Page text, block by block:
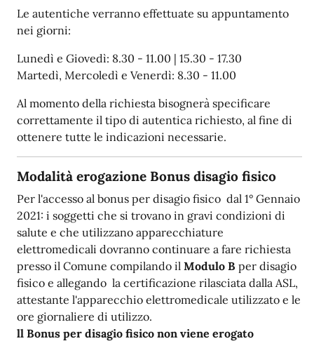
Le autentiche verranno effettuate su appuntamento
nei giorni:
Lunedì e Giovedì: 8.30 - 11.00 | 15.30 - 17.30
Martedì, Mercoledì e Venerdì: 8.30 - 11.00
Al momento della richiesta bisognerà specificare
correttamente il tipo di autentica richiesto, al fine di
ottenere tutte le indicazioni necessarie.
Modalità erogazione Bonus disagio fisico
Per l'accesso al bonus per disagio fisico dal 1° Gennaio
2021: i soggetti che si trovano in gravi condizioni di
salute e che utilizzano apparecchiature
elettromedicali dovranno continuare a fare richiesta
presso il Comune compilando il Modulo B per disagio
fisico e allegando la certificazione rilasciata dalla ASL,
attestante l'apparecchio elettromedicale utilizzato e le
ore giornaliere di utilizzo.
ll Bonus per disagio fisico non viene erogato